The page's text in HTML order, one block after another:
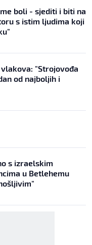
boli - sjediti i biti na
s istim ljudima koji
"Strojovođa
od najboljih i
s izraelskim
u Betlehemu